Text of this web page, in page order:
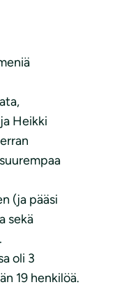
Heikki
(ja pääsi
sekä
oli 3
19 henkilöä.